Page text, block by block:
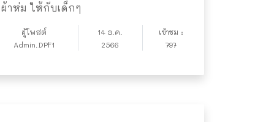
ผ้าห่ม ให้กับเด็กๆ
ผู้โพสต์
Admin.DPF1
14 ธ.ค.
2566
เข้าชม :
797